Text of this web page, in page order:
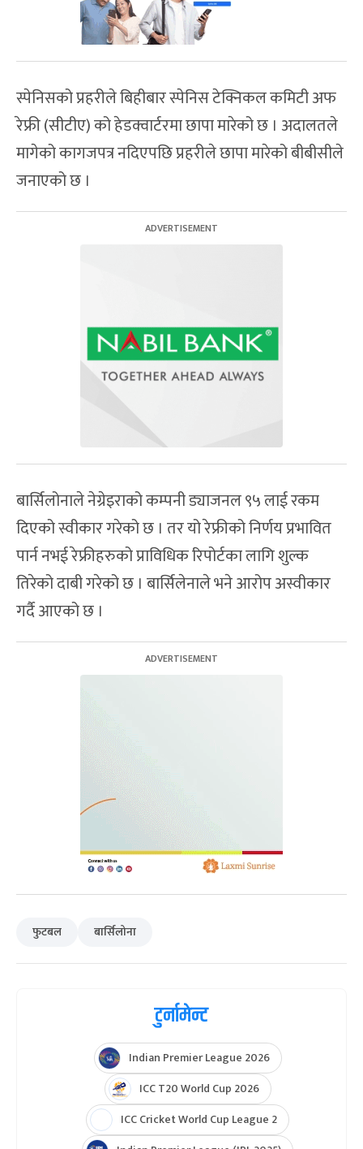
स्पेनिसको प्रहरीले बिहीबार स्पेनिस टेक्निकल कमिटी अफ
रेफ्री (सीटीए) को हेडक्वार्टरमा छापा मारेको छ । अदालतले
मागेको कागजपत्र नदिएपछि प्रहरीले छापा मारेको बीबीसीले
जनाएको छ ।
बार्सिलोनाले नेग्रेइराको कम्पनी ड्याजनल ९५ लाई रकम
दिएको स्वीकार गरेको छ । तर यो रेफ्रीको निर्णय प्रभावित
पार्न नभई रेफ्रीहरुको प्राविधिक रिपोर्टका लागि शुल्क
तिरेको दाबी गरेको छ । बार्सिलेनाले भने आरोप अस्वीकार
गर्दै आएको छ ।
फुटबल बार्सिलोना
टुर्नामेन्ट
Indian Premier League 2026
ICC T20 World Cup 2026
ICC Cricket World Cup League 2